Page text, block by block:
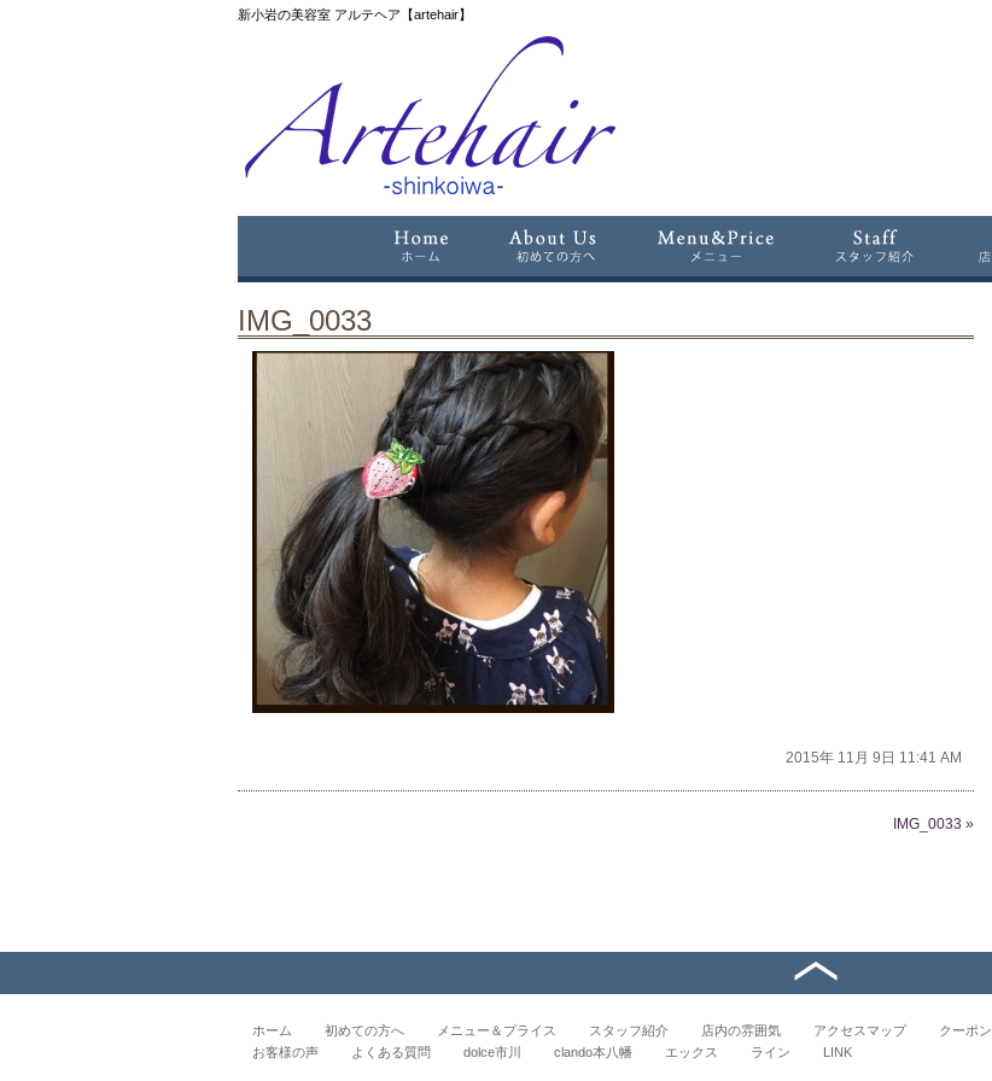
新小岩の美容室 アルテヘア【artehair】
IMG_0033
2015年 11月 9日 11:41 AM
IMG_0033 »
ホーム 初めての方へ メニュー＆プライス スタッフ紹介 店内の雰囲気 アクセスマップ
クーポン
お客様の声
よくある質問 dolce市川 clando本八幡 エックス ライン LINK